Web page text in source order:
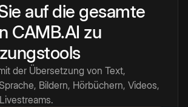
auf die gesamte
CAMB.AI zu
der Übersetzung von Text,
Bildern, Hörbüchern, Videos,